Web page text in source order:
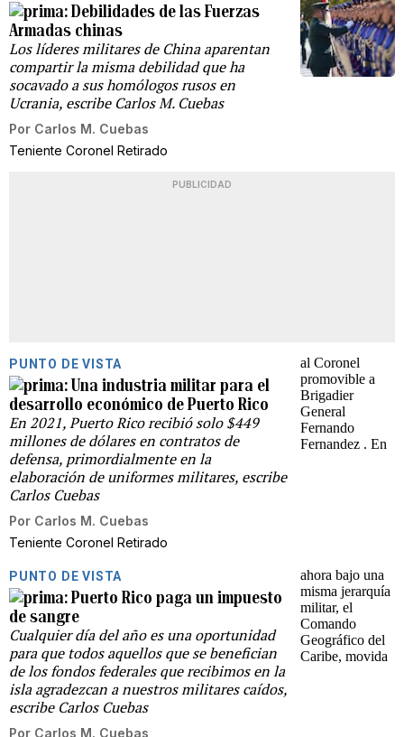
Debilidades de las Fuerzas
Armadas chinas
Los líderes militares de China aparentan
compartir la misma debilidad que ha
socavado a sus homólogos rusos en
Ucrania, escribe Carlos M. Cuebas
Por Carlos M. Cuebas
Teniente Coronel Retirado
PUBLICIDAD
PUNTO DE VISTA
Una industria militar para el
desarrollo económico de Puerto Rico
En 2021, Puerto Rico recibió solo $449
millones de dólares en contratos de
defensa, primordialmente en la
elaboración de uniformes militares, escribe
Carlos Cuebas
Por Carlos M. Cuebas
Teniente Coronel Retirado
PUNTO DE VISTA
Puerto Rico paga un impuesto
de sangre
Cualquier día del año es una oportunidad
para que todos aquellos que se benefician
de los fondos federales que recibimos en la
isla agradezcan a nuestros militares caídos,
escribe Carlos Cuebas
Por Carlos M. Cuebas